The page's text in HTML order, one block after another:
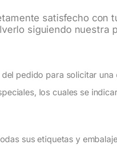
satisfecho con
siguiendo nuestra
pedido para solicitar una
los cuales se
sus etiquetas y